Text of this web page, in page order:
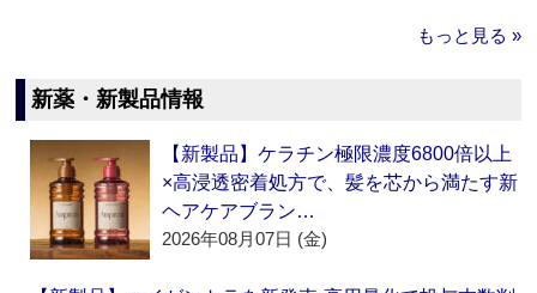
もっと見る »
新薬・新製品情報
【新製品】ケラチン極限濃度6800倍以上
×高浸透密着処方で、髪を芯から満たす新
ヘアケアブラン…
2026年08月07日 (金)